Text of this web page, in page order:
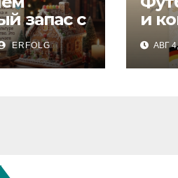
запас с
Учим
вместе
ERFOLG
и
АВГ